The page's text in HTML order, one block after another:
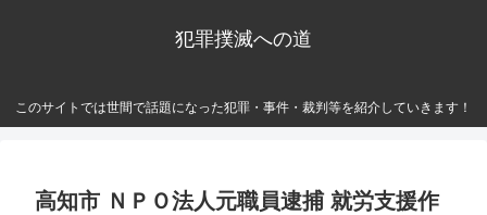
犯罪撲滅への道
このサイトでは世間で話題になった犯罪・事件・裁判等を紹介していきます！
高知市 ＮＰＯ法人元職員逮捕 就労支援作